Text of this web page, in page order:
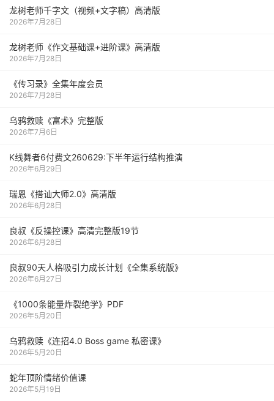
龙树老师千字文（视频+文字稿）高清版
2026年7月28日
龙树老师《作文基础课+进阶课》高清版
2026年7月28日
《传习录》全集年度会员
2026年7月28日
乌鸦救赎《富术》完整版
2026年7月6日
K线舞者6付费文260629:下半年运行结构推演
2026年6月29日
瑞恩《搭讪大师2.0》高清版
2026年6月28日
良叔《反操控课》高清完整版19节
2026年6月28日
良叔90天人格吸引力成长计划《全集系统版》
2026年6月27日
《1000‮能条‬‎量‮裂炸‬‎绝学》PDF
2026年5月20日
乌鸦救赎《连招4.0 Boss game 私密课》
2026年5月20日
蛇年顶阶情绪价值课
2026年5月19日